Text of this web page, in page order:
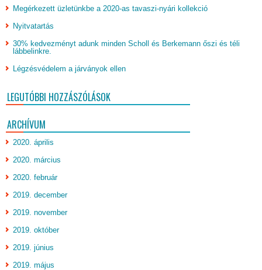
Megérkezett üzletünkbe a 2020-as tavaszi-nyári kollekció
Nyitvatartás
30% kedvezményt adunk minden Scholl és Berkemann őszi és téli
lábbelinkre.
Légzésvédelem a járványok ellen
LEGUTÓBBI HOZZÁSZÓLÁSOK
ARCHÍVUM
2020. április
2020. március
2020. február
2019. december
2019. november
2019. október
2019. június
2019. május